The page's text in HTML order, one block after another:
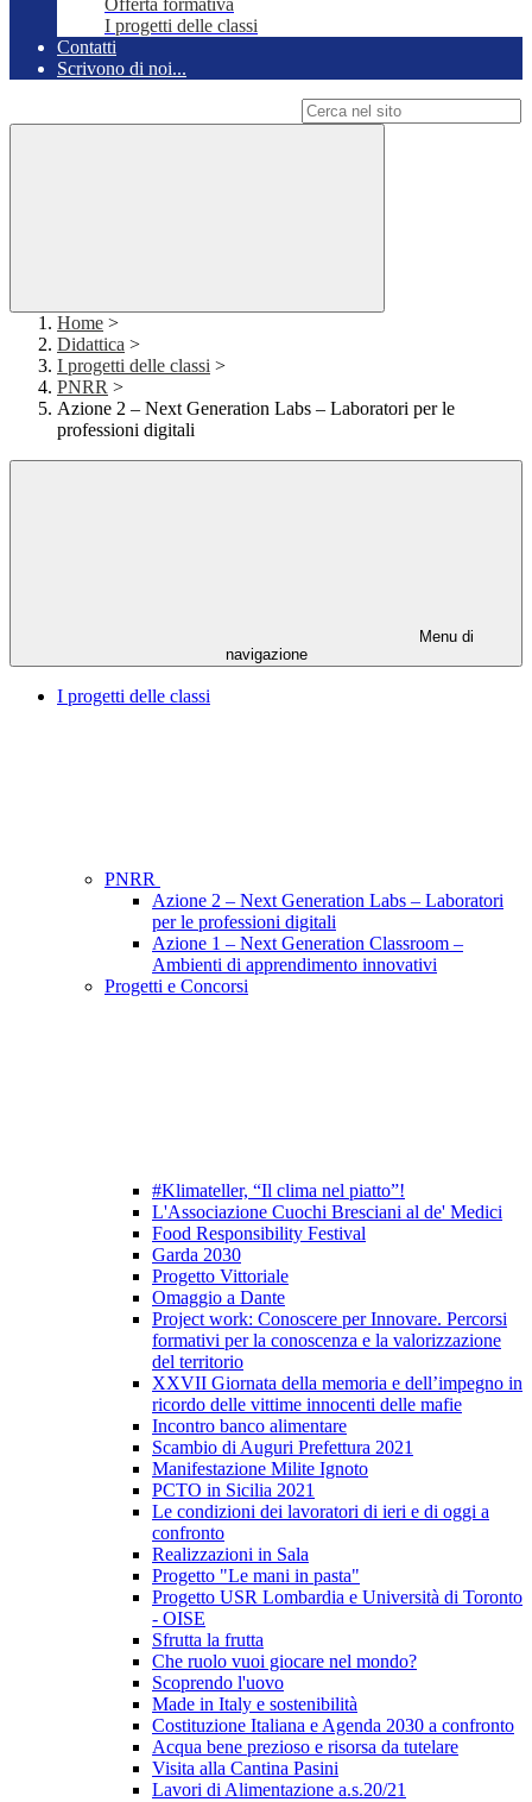
Offerta formativa
I progetti delle classi
Contatti
Scrivono di noi...
Home >
Didattica >
I progetti delle classi >
PNRR >
Azione 2 – Next Generation Labs – Laboratori per le
professioni digitali
Menu di
navigazione
I progetti delle classi
PNRR
Azione 2 – Next Generation Labs – Laboratori
per le professioni digitali
Azione 1 – Next Generation Classroom –
Ambienti di apprendimento innovativi
Progetti e Concorsi
#Klimateller, “Il clima nel piatto”!
L'Associazione Cuochi Bresciani al de' Medici
Food Responsibility Festival
Garda 2030
Progetto Vittoriale
Omaggio a Dante
Project work: Conoscere per Innovare. Percorsi
formativi per la conoscenza e la valorizzazione
del territorio
XXVII Giornata della memoria e dell’impegno in
ricordo delle vittime innocenti delle mafie
Incontro banco alimentare
Scambio di Auguri Prefettura 2021
Manifestazione Milite Ignoto
PCTO in Sicilia 2021
Le condizioni dei lavoratori di ieri e di oggi a
confronto
Realizzazioni in Sala
Progetto "Le mani in pasta"
Progetto USR Lombardia e Università di Toronto
- OISE
Sfrutta la frutta
Che ruolo vuoi giocare nel mondo?
Scoprendo l'uovo
Made in Italy e sostenibilità
Costituzione Italiana e Agenda 2030 a confronto
Acqua bene prezioso e risorsa da tutelare
Visita alla Cantina Pasini
Lavori di Alimentazione a.s.20/21